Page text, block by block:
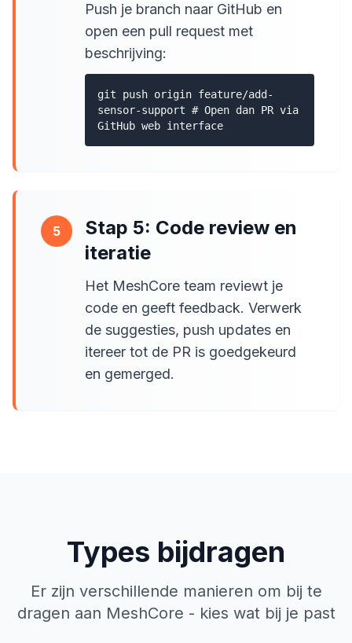
Push je branch naar GitHub en
open een pull request met
beschrijving:
git push origin feature/add-
sensor-support # Open dan PR via
GitHub web interface
5
Stap 5: Code review en
iteratie
Het MeshCore team reviewt je
code en geeft feedback. Verwerk
de suggesties, push updates en
itereer tot de PR is goedgekeurd
en gemerged.
Types bijdragen
Er zijn verschillende manieren om bij te
dragen aan MeshCore - kies wat bij je past